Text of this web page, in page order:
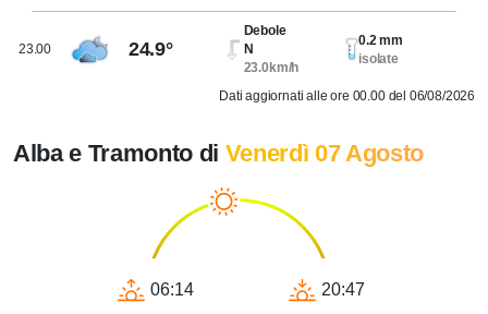
23.00 24.9°
Debole
N
23.0km/h
0.2 mm
isolate
Dati aggiornati alle ore 00.00 del 06/08/2026
Alba e Tramonto di Venerdì 07 Agosto
06:14
20:47